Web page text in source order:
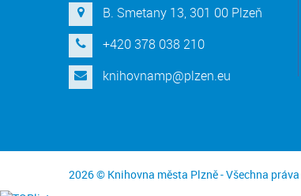
B. Smetany 13, 301 00 Plzeň
+420 378 038 210
knihovnamp@plzen.eu
2026 © Knihovna města Plzně - Všechna